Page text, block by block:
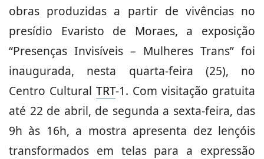
obras produzidas a partir de vivências no
presídio Evaristo de Moraes, a exposição
“Presenças Invisíveis – Mulheres Trans” foi
inaugurada, nesta quarta-feira (25), no
Centro Cultural TRT-1. Com visitação gratuita
até 22 de abril, de segunda a sexta-feira, das
9h às 16h, a mostra apresenta dez lençóis
transformados em telas para a expressão